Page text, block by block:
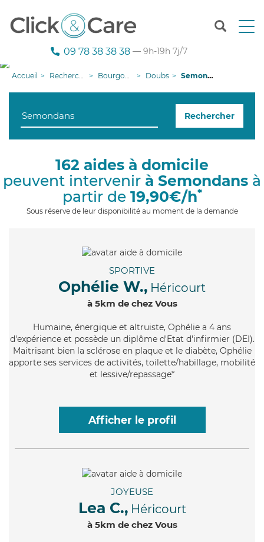
T
n
g
i
09 78 38 38 38 — 9h-19h 7j/7
Accueil Recherche aide à domicile Bourgogne-Franche-Comté Doubs Semondans
Rechercher
162 aides à domicile
peuvent intervenir à Semondans à
partir de 19,90€/h*
Sous réserve de leur disponibilité au moment de la demande
SPORTIVE
Ophélie W., Héricourt
à 5km de chez Vous
Humaine, énergique et altruiste, Ophélie a 4 ans
d'expérience et possède un diplôme d'Etat d'infirmier (DEI).
Maitrisant bien la sclérose en plaque et le diabète, Ophélie
apporte ses services de activités, toilette/habillage, mobilité
et lessive/repassage*
Afficher le profil
JOYEUSE
Lea C., Héricourt
à 5km de chez Vous